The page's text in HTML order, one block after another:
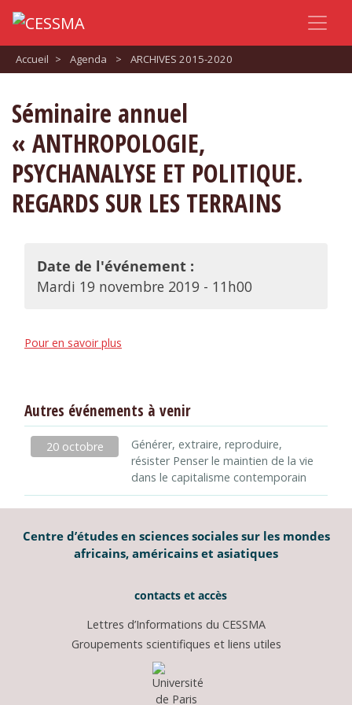
Accueil > Agenda > ARCHIVES 2015-2020
Séminaire annuel
« ANTHROPOLOGIE,
PSYCHANALYSE ET POLITIQUE.
REGARDS SUR LES TERRAINS
Date de l'événement :
Mardi 19 novembre 2019 - 11h00
Pour en savoir plus
Autres événements à venir
20 octobre
Générer, extraire, reproduire,
résister Penser le maintien de la vie
dans le capitalisme contemporain
Centre d’études en sciences sociales sur les mondes
africains, américains et asiatiques
contacts et accès
Lettres d’Informations du CESSMA
Groupements scientifiques et liens utiles